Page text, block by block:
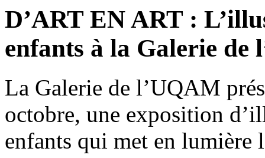
D’ART EN ART :
enfants à la Galerie de
La Galerie de l’UQAM
octobre, une exposition
enfants qui met en lumière